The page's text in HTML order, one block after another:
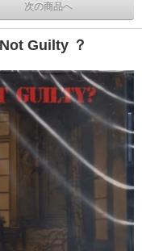
次の商品へ
Guilty ？